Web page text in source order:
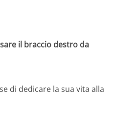
il braccio destro da
di dedicare la sua vita alla